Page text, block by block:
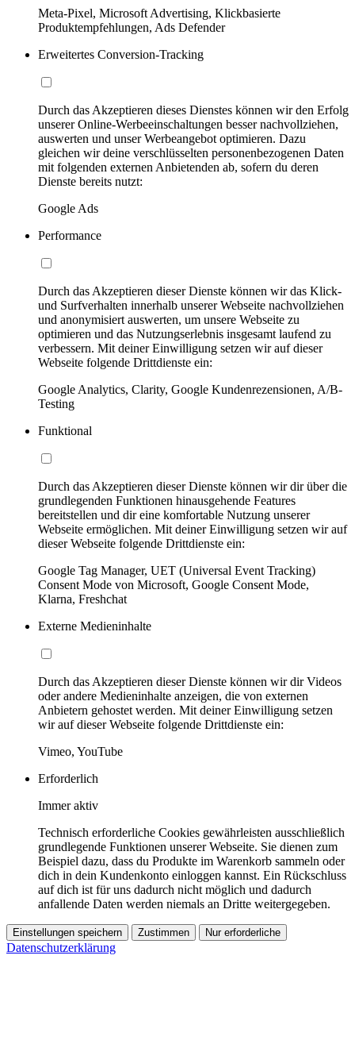
Meta-Pixel, Microsoft Advertising, Klickbasierte
Produktempfehlungen, Ads Defender
Erweitertes Conversion-Tracking
Durch das Akzeptieren dieses Dienstes können wir den Erfolg
unserer Online-Werbeeinschaltungen besser nachvollziehen,
auswerten und unser Werbeangebot optimieren. Dazu
gleichen wir deine verschlüsselten personenbezogenen Daten
mit folgenden externen Anbietenden ab, sofern du deren
Dienste bereits nutzt:
Google Ads
Performance
Durch das Akzeptieren dieser Dienste können wir das Klick-
und Surfverhalten innerhalb unserer Webseite nachvollziehen
und anonymisiert auswerten, um unsere Webseite zu
optimieren und das Nutzungserlebnis insgesamt laufend zu
verbessern. Mit deiner Einwilligung setzen wir auf dieser
Webseite folgende Drittdienste ein:
Google Analytics, Clarity, Google Kundenrezensionen, A/B-
Testing
Funktional
Durch das Akzeptieren dieser Dienste können wir dir über die
grundlegenden Funktionen hinausgehende Features
bereitstellen und dir eine komfortable Nutzung unserer
Webseite ermöglichen. Mit deiner Einwilligung setzen wir auf
dieser Webseite folgende Drittdienste ein:
Google Tag Manager, UET (Universal Event Tracking)
Consent Mode von Microsoft, Google Consent Mode,
Klarna, Freshchat
Externe Medieninhalte
Durch das Akzeptieren dieser Dienste können wir dir Videos
oder andere Medieninhalte anzeigen, die von externen
Anbietern gehostet werden. Mit deiner Einwilligung setzen
wir auf dieser Webseite folgende Drittdienste ein:
Vimeo, YouTube
Erforderlich
Immer aktiv
Technisch erforderliche Cookies gewährleisten ausschließlich
grundlegende Funktionen unserer Webseite. Sie dienen zum
Beispiel dazu, dass du Produkte im Warenkorb sammeln oder
dich in dein Kundenkonto einloggen kannst. Ein Rückschluss
auf dich ist für uns dadurch nicht möglich und dadurch
anfallende Daten werden niemals an Dritte weitergegeben.
Einstellungen speichern Zustimmen Nur erforderliche
Datenschutzerklärung